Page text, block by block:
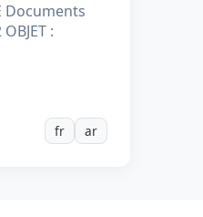
Documents
:
fr ar